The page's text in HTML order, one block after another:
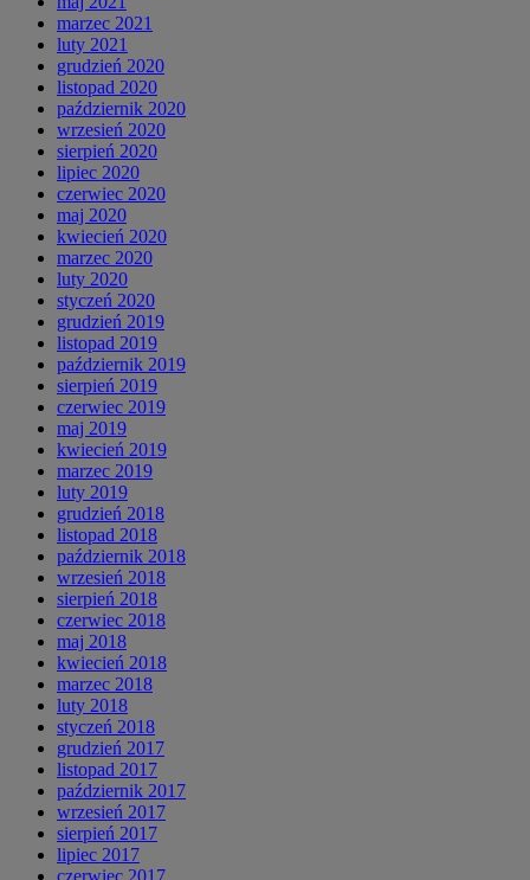
marzec 2021
luty 2021
grudzień 2020
listopad 2020
październik 2020
wrzesień 2020
sierpień 2020
lipiec 2020
czerwiec 2020
maj 2020
kwiecień 2020
marzec 2020
luty 2020
styczeń 2020
grudzień 2019
listopad 2019
październik 2019
sierpień 2019
czerwiec 2019
maj 2019
kwiecień 2019
marzec 2019
luty 2019
grudzień 2018
listopad 2018
październik 2018
wrzesień 2018
sierpień 2018
czerwiec 2018
maj 2018
kwiecień 2018
marzec 2018
luty 2018
styczeń 2018
grudzień 2017
listopad 2017
październik 2017
wrzesień 2017
sierpień 2017
lipiec 2017